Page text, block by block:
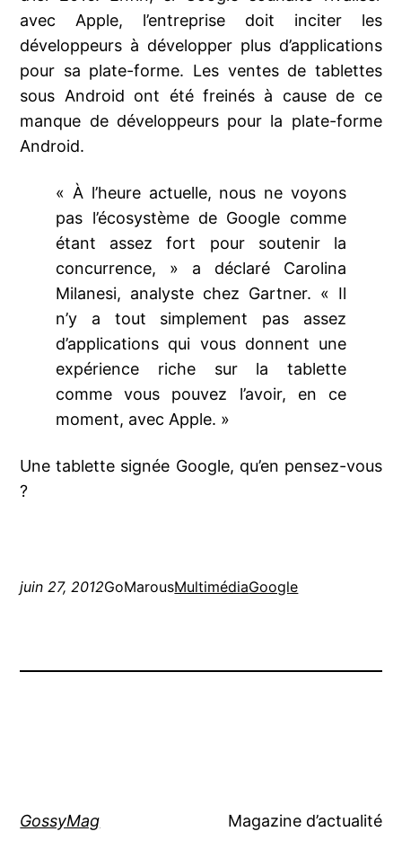
avec Apple, l’entreprise doit inciter les
développeurs à développer plus d’applications
pour sa plate-forme. Les ventes de tablettes
sous Android ont été freinés à cause de ce
manque de développeurs pour la plate-forme
Android.
« À l’heure actuelle, nous ne voyons
pas l’écosystème de Google comme
étant assez fort pour soutenir la
concurrence, » a déclaré Carolina
Milanesi, analyste chez Gartner. « Il
n’y a tout simplement pas assez
d’applications qui vous donnent une
expérience riche sur la tablette
comme vous pouvez l’avoir, en ce
moment, avec Apple. »
Une tablette signée Google, qu’en pensez-vous
?
juin 27, 2012GoMarousMultimédiaGoogle
GossyMag Magazine d’actualité